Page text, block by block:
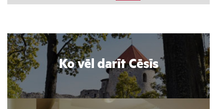
Ko vēl darīt Cēsīs